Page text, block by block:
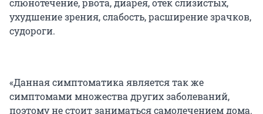
слюнотечение, рвота, диарея, отек слизистых,
ухудшение зрения, слабость, расширение зрачков,
судороги.
«Данная симптоматика является так же
симптомами множества других заболеваний,
поэтому не стоит заниматься самолечением дома.